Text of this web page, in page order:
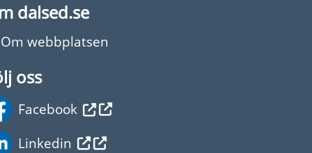
dalsed.se
Om webbplatsen
oss
Facebook
Linkedin